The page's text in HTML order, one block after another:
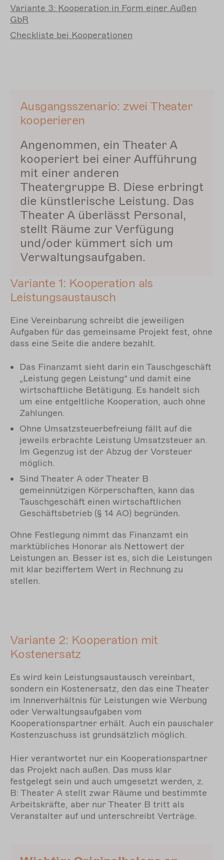
Variante 3: Kooperation in Form einer Außen
GbR
Checkliste bei Kooperationen
Ausgangsszenario: zwei Theater
kooperieren
Angenommen, ein Theater A
kooperiert bei einer Aufführung
mit einer anderen
Theatergruppe B. Diese erbringt
die künstlerische Leistung. Das
Theater A überlässt Personal,
stellt Räume zur Verfügung
und/oder kümmert sich um
Verwaltungsaufgaben.
Variante 1: Kooperation als
Leistungsaustausch
Eine Vereinbarung schreibt die jeweiligen
Aufgaben für das gemeinsame Projekt fest, ohne
dass eine Seite die andere bezahlt.
Das Finanzamt sieht darin ein Tauschgeschäft
„Leistung gegen Leistung“ und damit eine
wirtschaftliche Betätigung. Es handelt sich
um eine entgeltliche Kooperation, auch ohne
Zahlungen.
Ohne Umsatzsteuerbefreiung fällt auf die
jeweils erbrachte Leistung Umsatzsteuer an.
Im Gegenzug ist der Abzug der Vorsteuer
möglich.
Sind Theater A oder Theater B
gemeinnützigen Körperschaften, kann das
Tauschgeschäft einen wirtschaftlichen
Geschäftsbetrieb (§ 14 AO) begründen.
Ohne Festlegung nimmt das Finanzamt ein
marktübliches Honorar als Nettowert der
Leistungen an. Besser ist es, sich die Leistungen
mit klar beziffertem Wert in Rechnung zu
stellen.
Variante 2: Kooperation mit
Kostenersatz
Es wird kein Leistungsaustausch vereinbart,
sondern ein Kostenersatz, den das eine Theater
im Innenverhältnis für Leistungen wie Werbung
oder Verwaltungsaufgaben vom
Kooperationspartner erhält. Auch ein pauschaler
Kostenzuschuss ist grundsätzlich möglich.
Hier verantwortet nur ein Kooperationspartner
das Projekt nach außen. Das muss klar
festgelegt sein und auch umgesetzt werden, z.
B: Theater A stellt zwar Räume und bestimmte
Arbeitskräfte, aber nur Theater B tritt als
Veranstalter auf und unterschreibt Verträge.